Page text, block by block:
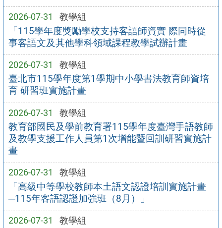
2026-07-31 教學組
「115學年度獎勵學校支持客語師資實 際同時從
事客語文及其他學科領域課程教學試辦計畫
2026-07-31 教學組
臺北市115學年度第1學期中小學書法教育師資培
育 研習班實施計畫
2026-07-31 教學組
教育部國民及學前教育署115學年度臺灣手語教師
及教學支援工作人員第1次增能暨回訓研習實施計
畫
2026-07-31 教學組
「高級中等學校教師本土語文認證培訓實施計畫
─115年客語認證加強班（8月）」
2026-07-31 教學組